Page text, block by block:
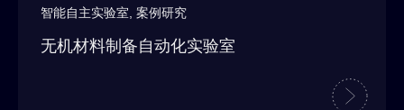
智能自主实验室 案例研究
无机材料制备自动化实验室